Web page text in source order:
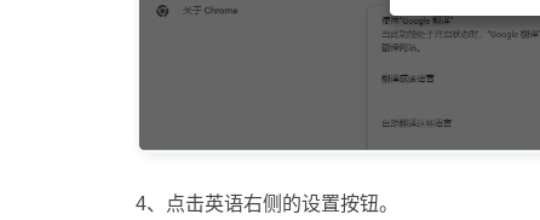
4、点击英语右侧的设置按钮。